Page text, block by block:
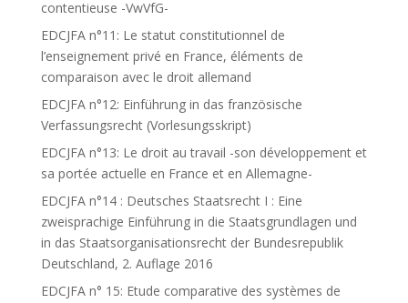
contentieuse -VwVfG-
EDCJFA n°11: Le statut constitutionnel de
l’enseignement privé en France, éléments de
comparaison avec le droit allemand
EDCJFA n°12: Einführung in das französische
Verfassungsrecht (Vorlesungsskript)
EDCJFA n°13: Le droit au travail -son développement et
sa portée actuelle en France et en Allemagne-
EDCJFA n°14 : Deutsches Staatsrecht I : Eine
zweisprachige Einführung in die Staatsgrundlagen und
in das Staatsorganisationsrecht der Bundesrepublik
Deutschland, 2. Auflage 2016
EDCJFA n° 15: Etude comparative des systèmes de